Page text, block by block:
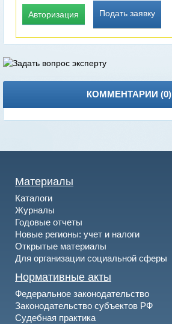
Авторизация Подать заявку
КОММЕНТАРИИ (0)
Материалы
Каталоги
Журналы
Годовые отчеты
Новые регионы: учет и налоги
Открытые материалы
Для организации социальной сферы
Нормативные акты
Федеральное законодательство
Законодательство субъектов РФ
Судебная практика